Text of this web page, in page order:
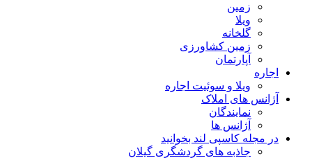
زمین
ویلا
گلخانه
زمین کشاورزی
آپارتمان
اجاره
ویلا و سوئیت اجاره
آژانس های املاک
نمایندگان
آژانس ها
در مجله کاسپی لند بخوانید
جاذبه های گردشگری گیلان